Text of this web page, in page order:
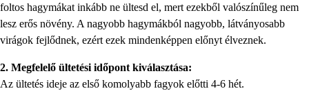
foltos hagymákat inkább ne ültesd el, mert ezekből valószínűleg nem
lesz erős növény. A nagyobb hagymákból nagyobb, látványosabb
virágok fejlődnek, ezért ezek mindenképpen előnyt élveznek.
2. Megfelelő ültetési időpont kiválasztása:
Az ültetés ideje az első komolyabb fagyok előtti 4-6 hét.